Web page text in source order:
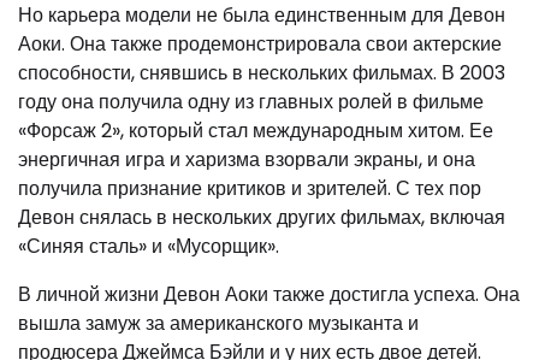
Но карьера модели не была единственным для Девон
Аоки. Она также продемонстрировала свои актерские
способности, снявшись в нескольких фильмах. В 2003
году она получила одну из главных ролей в фильме
«Форсаж 2», который стал международным хитом. Ее
энергичная игра и харизма взорвали экраны, и она
получила признание критиков и зрителей. С тех пор
Девон снялась в нескольких других фильмах, включая
«Синяя сталь» и «Мусорщик».
В личной жизни Девон Аоки также достигла успеха. Она
вышла замуж за американского музыканта и
продюсера Джеймса Бэйли и у них есть двое детей.